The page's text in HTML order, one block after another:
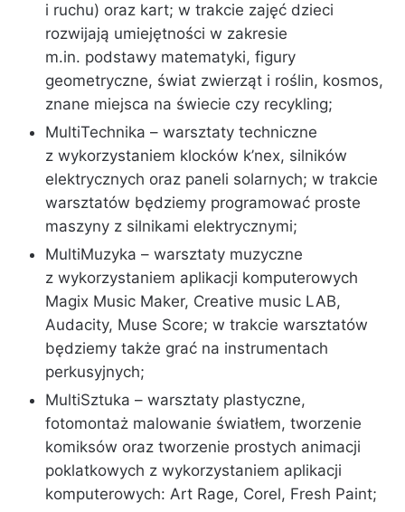
i ruchu) oraz kart; w trakcie zajęć dzieci
rozwijają umiejętności w zakresie
m.in. podstawy matematyki, figury
geometryczne, świat zwierząt i roślin, kosmos,
znane miejsca na świecie czy recykling;
MultiTechnika – warsztaty techniczne
z wykorzystaniem klocków k’nex, silników
elektrycznych oraz paneli solarnych; w trakcie
warsztatów będziemy programować proste
maszyny z silnikami elektrycznymi;
MultiMuzyka – warsztaty muzyczne
z wykorzystaniem aplikacji komputerowych
Magix Music Maker, Creative music LAB,
Audacity, Muse Score; w trakcie warsztatów
będziemy także grać na instrumentach
perkusyjnych;
MultiSztuka – warsztaty plastyczne,
fotomontaż malowanie światłem, tworzenie
komiksów oraz tworzenie prostych animacji
poklatkowych z wykorzystaniem aplikacji
komputerowych: Art Rage, Corel, Fresh Paint;